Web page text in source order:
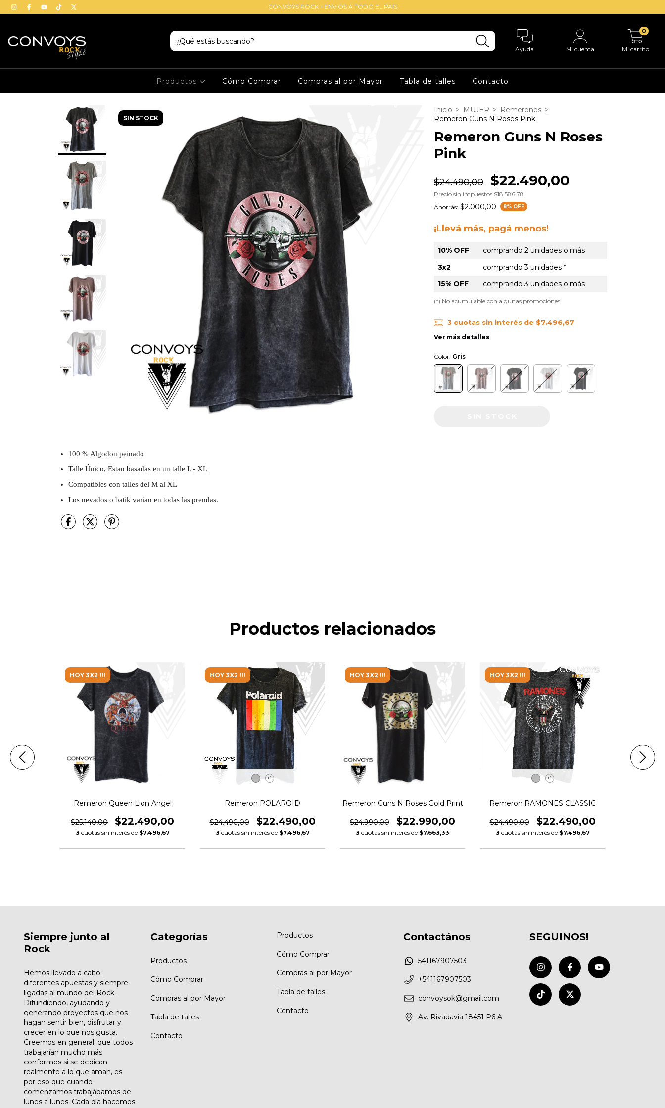
CONVOYS ROCK - ENVIOS A TODO EL PAIS
Ayuda Mi cuenta Mi carrito
0
Productos Cómo Comprar Compras al por Mayor Tabla de talles Contacto
SIN STOCK
100 % Algodon peinado
Talle Único, Estan basadas en un talle L - XL
Compatibles con talles del M al XL
Los nevados o batik varian en todas las prendas.
Inicio > MUJER > Remerones >
Remeron Guns N Roses Pink
Remeron Guns N Roses
Pink
$24.490,00 $22.490,00
Precio sin impuestos $18.586,78
Ahorrás: $2.000,00 8% OFF
¡Llevá más, pagá menos!
10% OFF
comprando 2 unidades o más
3x2
comprando 3 unidades *
15% OFF
comprando 3 unidades o más
(*) No acumulable con algunas promociones
3 cuotas sin interés de $7.496,67
Ver más detalles
Color: Gris
Productos relacionados
HOY 3X2 !!!
Remeron Queen Lion Angel
$25.140,00 $22.490,00
3 cuotas sin interés de $7.496,67
HOY 3X2 !!!
+1
Remeron POLAROID
$24.490,00 $22.490,00
3 cuotas sin interés de $7.496,67
HOY 3X2 !!!
Remeron Guns N Roses Gold Print
$24.990,00 $22.990,00
3 cuotas sin interés de $7.663,33
HOY 3X2 !!!
+1
Remeron RAMONES CLASSIC
$24.490,00 $22.490,00
3 cuotas sin interés de $7.496,67
Siempre junto al
Rock
Hemos llevado a cabo
diferentes apuestas y siempre
ligadas al mundo del Rock.
Difundiendo, ayudando y
generando proyectos que nos
hagan sentir bien, disfrutar y
crecer en lo que nos gusta.
Creemos en general, que todos
trabajarían mucho más
conformes si se dedican
realmente a lo que aman, es
por eso que cuando
comenzamos trabajábamos de
lunes a lunes. Cada día hacemos
Categorías
Productos
Cómo Comprar
Compras al por Mayor
Tabla de talles
Contacto
Productos
Cómo Comprar
Compras al por Mayor
Tabla de talles
Contacto
Contactános
541167907503
+541167907503
convoysok@gmail.com
Av. Rivadavia 18451 P6 A
SEGUINOS!